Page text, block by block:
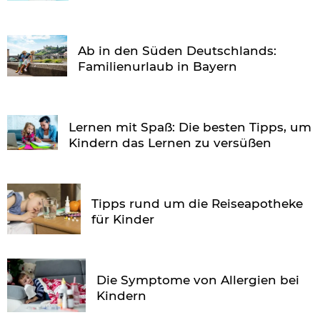
Ab in den Süden Deutschlands:
Familienurlaub in Bayern
Lernen mit Spaß: Die besten Tipps, um
Kindern das Lernen zu versüßen
Tipps rund um die Reiseapotheke
für Kinder
Die Symptome von Allergien bei
Kindern